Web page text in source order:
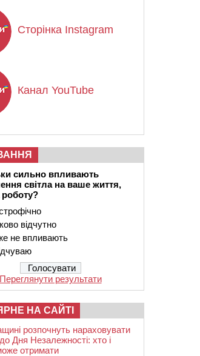
Сторінка Instagram
Канал YouTube
сильно впливають
світла на ваше життя,
відчутно
не впливають
Переглянути результати
НА САЙТІ
розпочнуть нараховувати
Дня Незалежності: хто і
отримати